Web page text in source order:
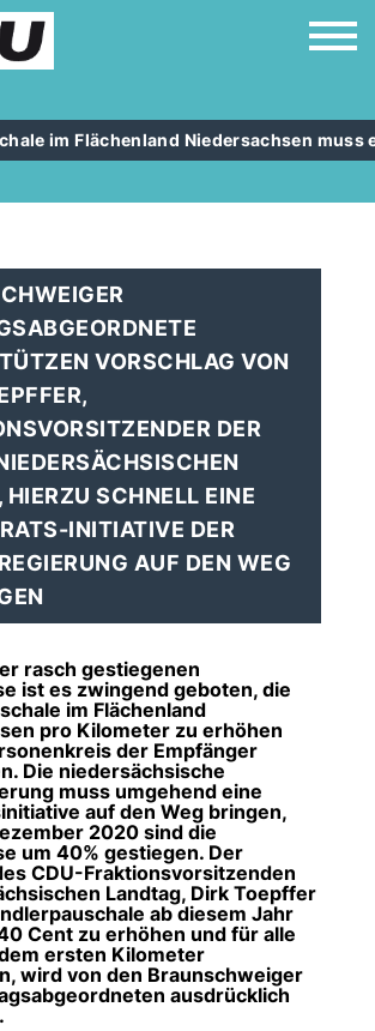
im Flächenland Niedersachsen
VORSCHLAG VON
DER
HIERZU SCHNELL EINE
INITIATIVE DER
AUF DEN WEG
rasch gestiegenen
ist es zwingend geboten, die
im Flächenland
pro Kilometer zu erhöhen
der Empfänger
Die niedersächsische
muss umgehend eine
auf den Weg bringen,
2020 sind die
um 40% gestiegen. Der
CDU-Fraktionsvorsitzenden
Landtag, Dirk Toepffer
ab diesem Jahr
Cent zu erhöhen und für alle
ersten Kilometer
wird von den Braunschweiger
ausdrücklich